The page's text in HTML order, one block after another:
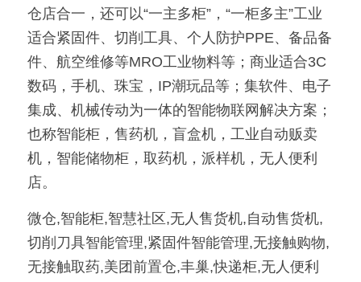
仓店合一，还可以“一主多柜”，“一柜多主”工业
适合紧固件、切削工具、个人防护PPE、备品备
件、航空维修等MRO工业物料等；商业适合3C
数码，手机、珠宝，IP潮玩品等；集软件、电子
集成、机械传动为一体的智能物联网解决方案；
也称智能柜，售药机，盲盒机，工业自动贩卖
机，智能储物柜，取药机，派样机，无人便利
店。
微仓,智能柜,智慧社区,无人售货机,自动售货机,
切削刀具智能管理,紧固件智能管理,无接触购物,
无接触取药,美团前置仓,丰巢,快递柜,无人便利